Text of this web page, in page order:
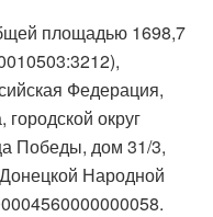
площадью 1698,7
Федерация,
округ
Победы, дом 31/3,
Народной